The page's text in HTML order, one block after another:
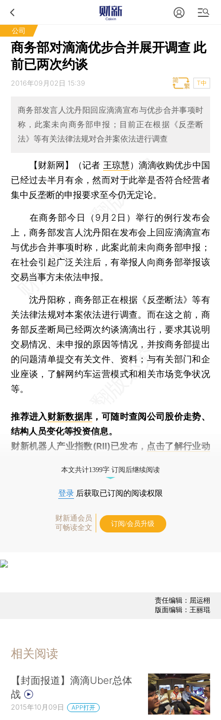
公司
商务部对滴滴优步合并展开调查 此
前已两次约谈
2016年09月02日 15:39 T中
商务部发言人沈丹阳回应滴滴宣布与优步合并事项时
称，此案未向商务部申报；目前正在根据《反垄断
法》等有关法律法规对合并案依法进行调查
【财新网】（记者 王琼慧） 滴滴收购优步中国
已经过去半月有余，然而对于此举是否符合经营者
集中反垄断的申报要求至今仍无定论。
在商务部今日（9月2日）举行的例行发布会
上，商务部发言人沈丹阳在发布会上回应滴滴宣布
与优步合并事项时称，此案此前未向商务部申报；
在社会引起广泛关注后，有举报人向商务部举报该
交易当事方未依法申报。
沈丹阳称，商务部正在根据《反垄断法》等有
关法律法规对本案依法进行调查。而在这之前，商
务部反垄断局已经两次约谈滴滴出行，要求其说明
交易情况、未申报的原因等情况，并按商务部提出
的问题清单提交有关文件、资料；与有关部门和企
业座谈，了解网约车运营模式和相关市场竞争状况
等。
推荐进入财新数据库 ，可随时查阅公司股价走势、
结构人员变化等投资信息。
财新机器人产业指数(RII)已发布， 点击了解行业动
本文共计1399字 订阅后继续阅读
登录 后获取已订阅的阅读权限
财新通会员
可畅读全文
订阅/会员升级
责任编辑：屈运栩
版面编辑：王丽琨
相关阅读
【封面报道】滴滴Uber总体
战
2015年10月09日 APP打开